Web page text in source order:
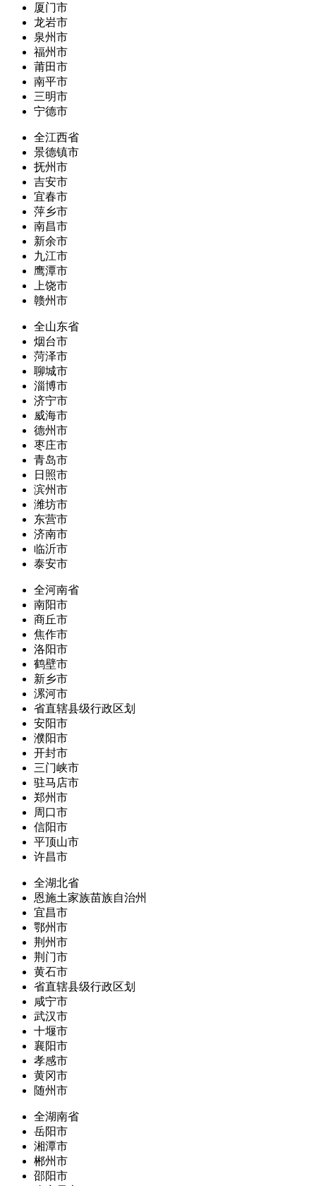
厦门市
龙岩市
泉州市
福州市
莆田市
南平市
三明市
宁德市
全江西省
景德镇市
抚州市
吉安市
宜春市
萍乡市
南昌市
新余市
九江市
鹰潭市
上饶市
赣州市
全山东省
烟台市
菏泽市
聊城市
淄博市
济宁市
威海市
德州市
枣庄市
青岛市
日照市
滨州市
潍坊市
东营市
济南市
临沂市
泰安市
全河南省
南阳市
商丘市
焦作市
洛阳市
鹤壁市
新乡市
漯河市
省直辖县级行政区划
安阳市
濮阳市
开封市
三门峡市
驻马店市
郑州市
周口市
信阳市
平顶山市
许昌市
全湖北省
恩施土家族苗族自治州
宜昌市
鄂州市
荆州市
荆门市
黄石市
省直辖县级行政区划
咸宁市
武汉市
十堰市
襄阳市
孝感市
黄冈市
随州市
全湖南省
岳阳市
湘潭市
郴州市
邵阳市